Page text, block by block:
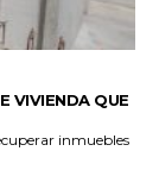
VIVIENDA QUE
inmuebles